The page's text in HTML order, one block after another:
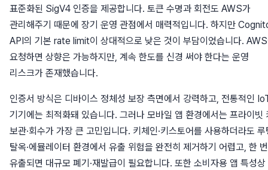
표준화된 SigV4 인증을 제공합니다. 토큰 수명과 회전도 AWS가
관리해주기 때문에 장기 운영 관점에서 매력적입니다. 하지만
API의 기본 rate limit이 상대적으로 낮은 것이 부담이었습니다.
요청하면 상향은 가능하지만, 계속 한도를 신경 써야 한다는 운영
리스크가 존재했습니다.
인증서 방식은 디바이스 정체성 보장 측면에서 강력하고, 전통적인
기기에는 최적화돼 있습니다. 그러나 모바일 앱 환경에서는 프라이빗
보관·회수가 가장 큰 고민입니다. 키체인·키스토어를 사용하더라도 루
탈옥·에뮬레이터 환경에서 유출 위험을 완전히 제거하기 어렵고, 한 번
유출되면 대규모 폐기·재발급이 필요합니다. 또한 소비자용 앱 특성상